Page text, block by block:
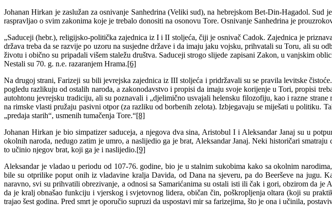
Johanan Hirkan je zaslužan za osnivanje Sanhedrina (Veliki sud), na hebrejskom Bet-Din-Hagadol.
raspravljao o svim zakonima koje je trebalo donositi na osonovu Tore. Osnivanje Sanhedrina je
„Saduceji (hebr.), religijsko-politička zajednica iz I i II stoljeća, čiji je osnivač Cadok. Zajednica je
država treba da se razvije po uzoru na susjedne države i da imaju jaku vojsku, prihvatali su Toru, ali su
životu i obično su pripadali višem staležu društva. Saduceji strogo slijede zapisani Zakon, u vanjskim
Nestali su 70. g. n.e. razaranjem Hrama.[6]
Na drugoj strani, Farizeji su bili jevrejska zajednica iz III stoljeća i pridržavali su se pravila levitske
pogledu razlikuju od ostalih naroda, a zakonodavstvo i propisi da imaju svoje korijenje u Tori, propisi
autohtonu jevrejsku tradiciju, ali su poznavali i „djelimično usvajali helensku filozofiju, kao i razne
na rimske vlasti pružaju pasivni otpor (za razliku od borbenih zelota). Izbjegavaju se miješati u politiku.
„predaja starih“, usmenih tumačenja Tore.“[8]
Johanan Hirkan je bio simpatizer saduceja, a njegova dva sina, Aristobul I i Aleksandar Janaj su u
okolnih naroda, nedugo zatim je umro, a naslijedio ga je brat, Aleksandar Janaj. Neki historičari
to učinio njegov brat, koji ga je i naslijedio.[9]
Aleksandar je vladao u periodu od 107-76. godine, bio je u stalnim sukobima kako sa okolnim
bile su otprilike poput onih iz vladavine kralja Davida, od Dana na sjeveru, pa do Beerševe na jugu.
naravno, svi su prihvatili obrezivanje, a odnosi sa Samarićanima su ostali isti ili čak i gori, obzirom da je
da je kralj obnašao funkciju i vjerskog i svjetovnog lidera, običan čin, poškropljenja oltara (koji su
trajao šest godina. Pred smrt je oporučio supruzi da uspostavi mir sa farizejima, što je ona i učinila,